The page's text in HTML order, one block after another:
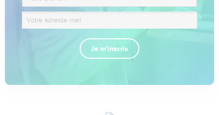
Je m'inscris